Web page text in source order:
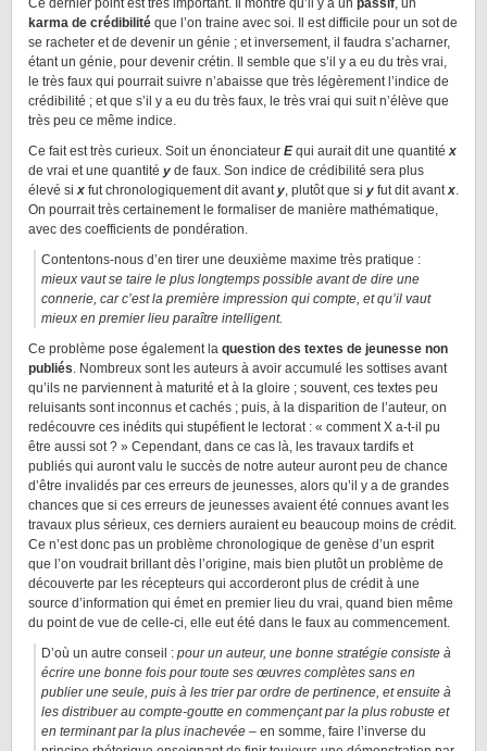
Ce dernier point est très important. Il montre qu’il y a un passif, un
karma de crédibilité que l’on traine avec soi. Il est difficile pour un sot de
se racheter et de devenir un génie ; et inversement, il faudra s’acharner,
étant un génie, pour devenir crétin. Il semble que s’il y a eu du très vrai,
le très faux qui pourrait suivre n’abaisse que très légèrement l’indice de
crédibilité ; et que s’il y a eu du très faux, le très vrai qui suit n’élève que
très peu ce même indice.
Ce fait est très curieux. Soit un énonciateur Equi aurait dit une quantitéx
de vrai et une quantité y de faux. Son indice de crédibilité sera plus
élevé six fut chronologiquement dit avanty, plutôt que si y fut dit avantx.
On pourrait très certainement le formaliser de manière mathématique,
avec des coefficients de pondération.
Contentons-nous d’en tirer une deuxième maxime très pratique :
mieux vaut se taire le plus longtemps possible avant de dire une
connerie, car c’est la première impression qui compte, et qu’il vaut
mieux en premier lieu paraître intelligent.
Ce problème pose également la question des textes de jeunesse non
publiés. Nombreux sont les auteurs à avoir accumulé les sottises avant
qu’ils ne parviennent à maturité et à la gloire ; souvent, ces textes peu
reluisants sont inconnus et cachés ; puis, à la disparition de l’auteur, on
redécouvre ces inédits qui stupéfient le lectorat : « comment X a-t-il pu
être aussi sot ? » Cependant, dans ce cas là, les travaux tardifs et
publiés qui auront valu le succès de notre auteur auront peu de chance
d’être invalidés par ces erreurs de jeunesses, alors qu’il y a de grandes
chances que si ces erreurs de jeunesses avaient été connues avant les
travaux plus sérieux, ces derniers auraient eu beaucoup moins de crédit.
Ce n’est donc pas un problème chronologique de genèse d’un esprit
que l’on voudrait brillant dès l’origine, mais bien plutôt un problème de
découverte par les récepteurs qui accorderont plus de crédit à une
source d’information qui émet en premier lieu du vrai, quand bien même
du point de vue de celle-ci, elle eut été dans le faux au commencement.
D’où un autre conseil : pour un auteur, une bonne stratégie consiste à
écrire une bonne fois pour toute ses œuvres complètes sans en
publier une seule, puis à les trier par ordre de pertinence, et ensuite à
les distribuer au compte-goutte en commençant par la plus robuste et
en terminant par la plus inachevée – en somme, faire l’inverse du